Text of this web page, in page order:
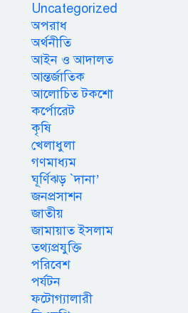
Uncategorized
অপরাধ
অর্থনীতি
আইন ও আদালত
আন্তর্জাতিক
আলোচিত টকশো
কর্পোরেট
কৃষি
খেলাধুলা
গণমাধ্যম
ঘূর্ণিঝড় `দানা’
জনপ্রসাশন
জাতীয়
জামায়াত ইসলাম
তথ্যপ্রযুক্তি
পরিবেশ
পর্যটন
ফটোগ্যালারী